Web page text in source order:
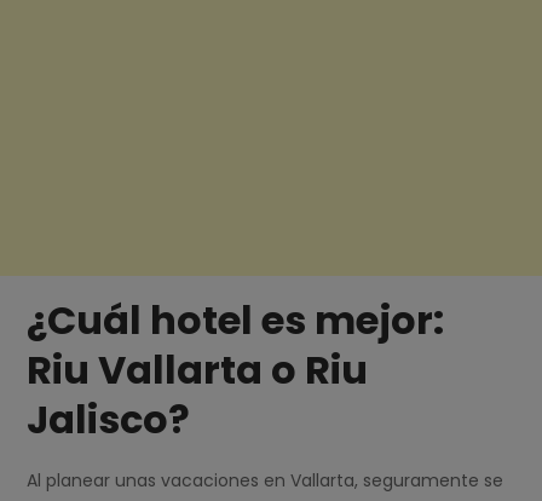
¿Cuál hotel es mejor:
Riu Vallarta o Riu
Jalisco?
Al planear unas vacaciones en Vallarta, seguramente se